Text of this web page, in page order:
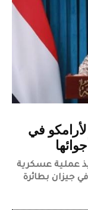
في
عملية عسكرية
جيزان بطائرة